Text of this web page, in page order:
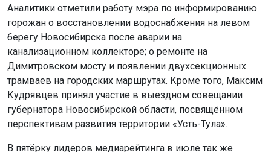
канализационном коллекторе; о ремонте на
Димитровском мосту и появлении двухсекционных
трамваев на городских маршрутах. Кроме того, Максим
Кудрявцев принял участие в выездном совещании
губернатора Новосибирской области, посвящённом
перспективам развития территории «Усть-Тула».
В пятёрку лидеров медиарейтинга в июле так же
вошли главы Омска, Красноярска, Иркутска и Томска.